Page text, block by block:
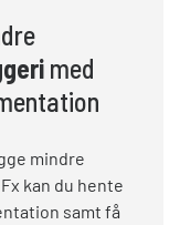
med
mindre
kan du hente
samt få